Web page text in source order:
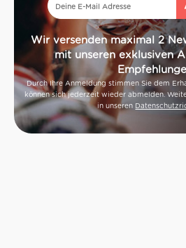
Wir versenden maximal 2
mit unseren exklusiven
Durch Ihre Anmeldung stimmen Sie dem
können sich jederzeit wieder abmelden.
in unseren